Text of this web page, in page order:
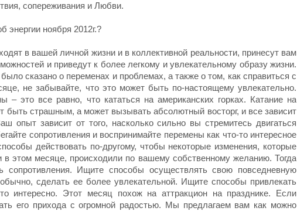
сопереживания и Любви.
энергии ноября 2012г.?
в вашей личной жизни и в коллективной реальности, принесут вам
и приведут к более легкому и увлекательному образу жизни.
сказано о переменах и проблемах, а также о том, как справиться с
не забывайте, что это может быть по-настоящему увлекательно.
– это все равно, что кататься на американских горках. Катание на
быть страшным, а может вызывать абсолютный восторг, и все зависит
опыт зависит от того, насколько сильно вы стремитесь двигаться
сопротивления и воспринимайте перемены как что-то интересное
действовать по-другому, чтобы некоторые изменения, которые
в этом месяце, происходили по вашему собственному желанию. Тогда
сопротивления. Ищите способы осуществлять свою повседневную
сделать ее более увлекательной. Ищите способы привлекать
интересно. Этот месяц похож на аттракцион на празднике. Если
его прихода с огромной радостью. Мы предлагаем вам как можно